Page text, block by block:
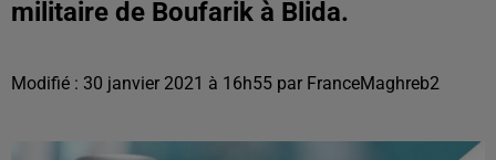
militaire de Boufarik à Blida.
Modifié : 30 janvier 2021 à 16h55 par FranceMaghreb2